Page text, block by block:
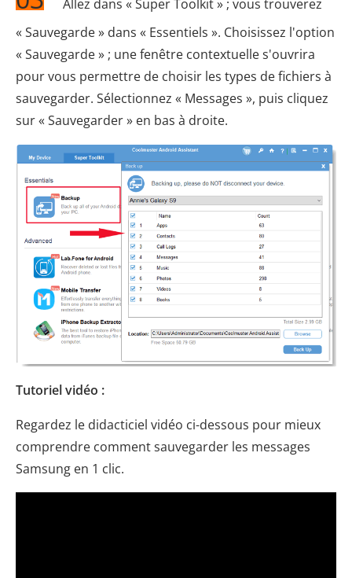
Allez dans « Super Toolkit » ; vous trouverez
« Sauvegarde » dans « Essentiels ». Choisissez l'option
« Sauvegarde » ; une fenêtre contextuelle s'ouvrira
pour vous permettre de choisir les types de fichiers à
sauvegarder. Sélectionnez « Messages », puis cliquez
sur « Sauvegarder » en bas à droite.
Tutoriel vidéo :
Regardez le didacticiel vidéo ci-dessous pour mieux
comprendre comment sauvegarder les messages
Samsung en 1 clic.